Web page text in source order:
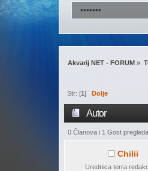
Akvarij NET - FORUM »
Str: [1] Dolje
Autor
0 Članova i 1 Gost
Chilii
Urednica terra